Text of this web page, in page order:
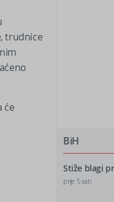
trudnice
će
BiH
Stiže blagi
prije 5 sati